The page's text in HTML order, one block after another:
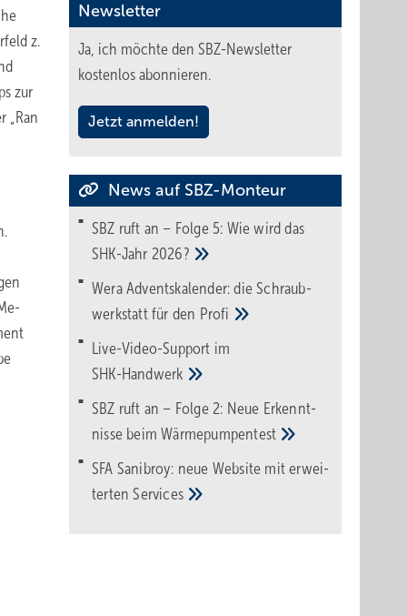
z.
zur
„Ran
Newsletter
Ja, ich möchte den SBZ-Newsletter
kostenlos abonnieren.
Jetzt anmelden!
News auf SBZ-Monteur
SBZ ruft an – Folge 5: Wie wird das
SHK-Jahr 2026?
Wera Adventskalender: die Schraub­
werk­statt für den Pro­fi
Live-Video-Support im
SHK-Handwerk
SBZ ruft an – Folge 2: Neue Erkennt­
nisse beimWärme­pumpen­test
SFA Sanibroy: neue Web­site mit erwei­
tertenServices